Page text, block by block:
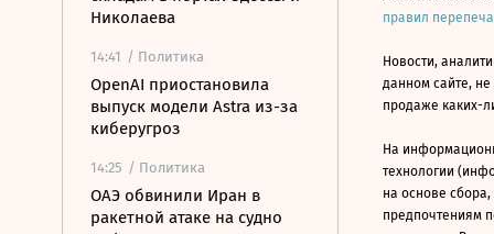
Николаева
14:41 / Политика
OpenAI приостановила
выпуск модели Astra из-за
киберугроз
14:25 / Политика
ОАЭ обвинили Иран в
ракетной атаке на судно
правил
Новости,
данном сайте,
продаже каких-
На
технологии
на основе
предпочтениям